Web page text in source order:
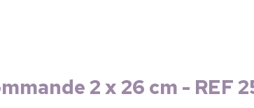
2 x 26 cm - REF